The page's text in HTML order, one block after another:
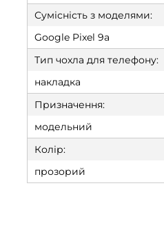
Сумісність з моделями:
Google Pixel 9a
Тип чохла для телефону:
накладка
Призначення:
модельний
Колір:
прозорий